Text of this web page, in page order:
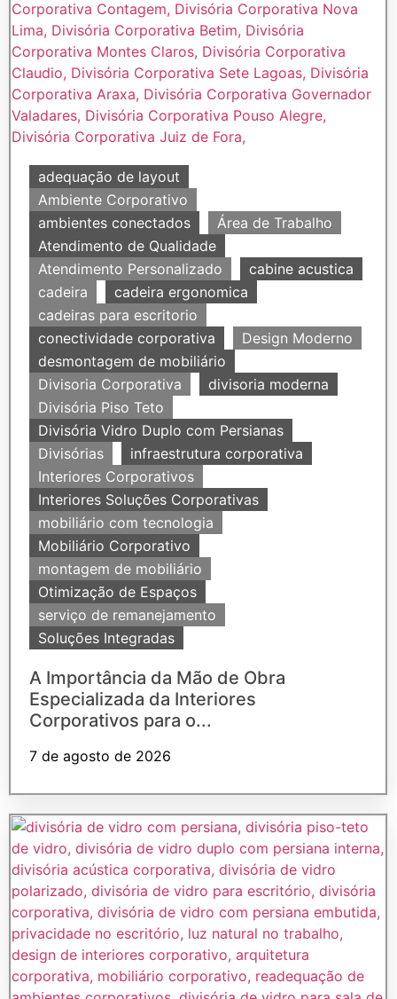
adequação de layout
Ambiente Corporativo
ambientes conectados
Área de Trabalho
Atendimento de Qualidade
Atendimento Personalizado
cabine acustica
cadeira
cadeira ergonomica
cadeiras para escritorio
conectividade corporativa
Design Moderno
desmontagem de mobiliário
Divisoria Corporativa
divisoria moderna
Divisória Piso Teto
Divisória Vidro Duplo com Persianas
Divisórias
infraestrutura corporativa
Interiores Corporativos
Interiores Soluções Corporativas
mobiliário com tecnologia
Mobiliário Corporativo
montagem de mobiliário
Otimização de Espaços
serviço de remanejamento
Soluções Integradas
A Importância da Mão de Obra
Especializada da Interiores
Corporativos para o...
7 de agosto de 2026